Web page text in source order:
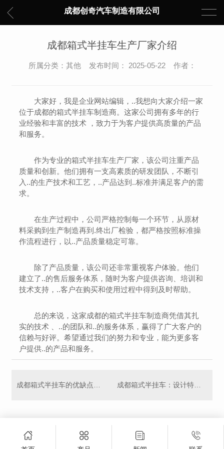
成都创奇汽车制造有限公司
成都箱式半挂车生产厂家介绍
所属分类：其他 发布时间： 2025-05-22 作者：
大家好，我是企业网站编辑，..我想向大家介绍一家
位于成都的箱式半挂车制造商。这家公司拥有多年的行
业经验和丰富的技术 ，致力于为客户提供高质量的产品
和服务。
作为专业的箱式半挂车生产厂家，该公司注重产品
质量和创新。他们拥有一支高素质的研发团队，不断引
入..的生产技术和工艺，..产品达到..标准并满足客户的需
求。
在生产过程中，公司严格控制每一个环节，从原材
料采购到生产制造再到.终出厂检验，都严格按照标准操
作流程进行，以..产品质量稳定可靠。
除了产品质量，该公司还非常重视客户体验。他们
建立了..的售后服务体系，随时为客户提供咨询、培训和
技术支持，..客户在购买和使用过程中得到及时帮助。
总的来说，这家成都的箱式半挂车制造商凭借其扎
实的技术 、..的团队和..的服务体系，赢得了广大客户的
信赖与好评。希望通过我们的努力和专业，能为更多客
户提供..的产品和服务。